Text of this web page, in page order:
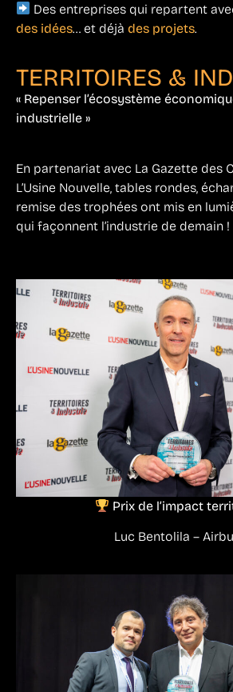
Des entreprises qui repartent
des idées… et déjà des projets.
TERRITOIRES &
« Repenser l’écosystème
industrielle »
En partenariat avec La Gazette des
L’Usine Nouvelle, tables rondes,
remise des trophées ont mis en
qui façonnent l’industrie de demain !
Prix de l’impact
Luc Bentolila –